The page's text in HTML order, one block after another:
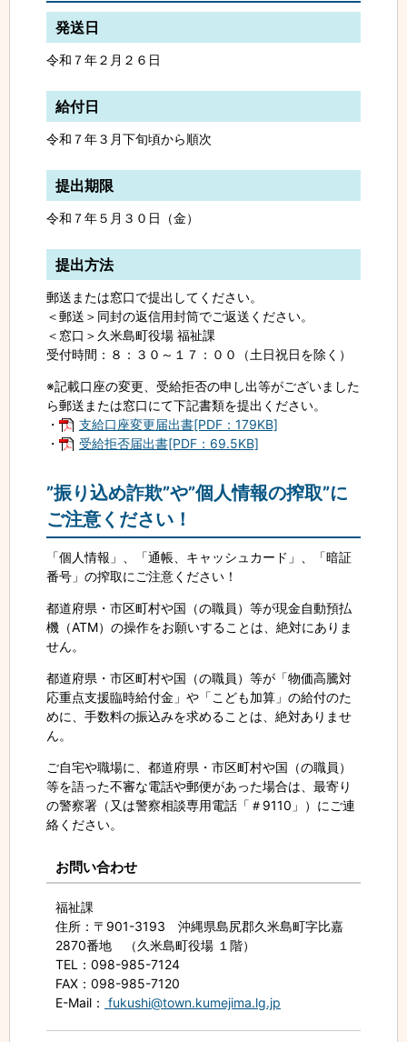
発送日
令和７年２月２６日
給付日
令和７年３月下旬頃から順次
提出期限
令和７年５月３０日（金）
提出方法
郵送または窓口で提出してください。
＜郵送＞同封の返信用封筒でご返送ください。
＜窓口＞久米島町役場 福祉課
受付時間：８：３０～１７：００（土日祝日を除く）
※記載口座の変更、受給拒否の申し出等がございました
ら郵送または窓口にて下記書類を提出ください。
・
支給口座変更届出書[PDF：179KB]
・
受給拒否届出書[PDF：69.5KB]
”振り込め詐欺”や”個人情報の搾取”に
ご注意ください！
「個人情報」、「通帳、キャッシュカード」、「暗証
番号」の搾取にご注意ください！
都道府県・市区町村や国（の職員）等が現金自動預払
機（ATM）の操作をお願いすることは、絶対にありま
せん。
都道府県・市区町村や国（の職員）等が「物価高騰対
応重点支援臨時給付金」や「こども加算」の給付のた
めに、手数料の振込みを求めることは、絶対ありませ
ん。
ご自宅や職場に、都道府県・市区町村や国（の職員）
等を語った不審な電話や郵便があった場合は、最寄り
の警察署（又は警察相談専用電話「＃9110」）にご連
絡ください。
お問い合わせ
福祉課
住所 ：〒901-3193 沖縄県島尻郡久米島町字比嘉
2870番地 （久米島町役場 １階）
TEL
：098-985-7124
FAX ：098-985-7120
E-Mail ： fukushi@town.kumejima.lg.jp